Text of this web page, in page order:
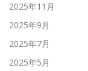
2025年11月
2025年9月
2025年7月
2025年5月